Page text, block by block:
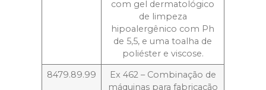
com gel dermatológico
de limpeza
hipoalergênico com Ph
de 5,5, e uma toalha de
poliéster e viscose.
8479.89.99
Ex 462 – Combinação de
máquinas para fabricação